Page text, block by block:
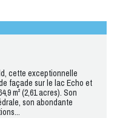
cette exceptionnelle
façade sur le lac Echo et
m² (2,61 acres). Son
son abondante